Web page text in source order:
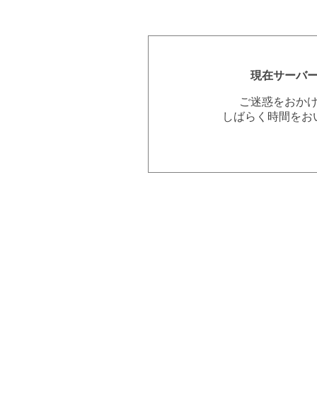
現在サーバ
ご迷惑をおか
しばらく時間を